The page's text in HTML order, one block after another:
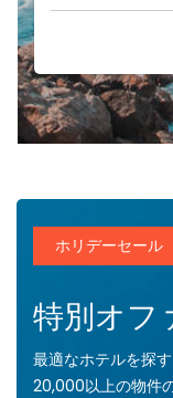
ホリデーセール
特別オフ
最適なホテルを探す
20,000以上の物件